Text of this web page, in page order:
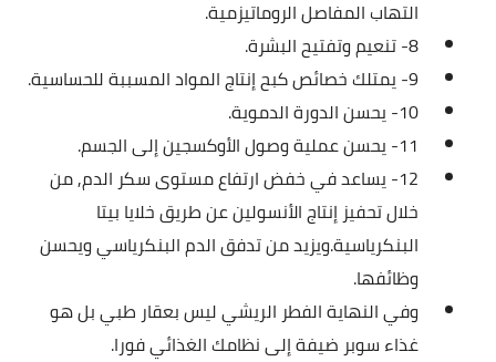
التهاب المفاصل الروماتيزمية.
8- تنعيم وتفتيح البشرة.
9- يمتلك خصائص كبح إنتاج المواد المسببة للحساسية.
10- يحسن الدورة الدموية.
11- يحسن عملية وصول الأوكسجين إلى الجسم.
12- يساعد في خفض ارتفاع مستوى سكر الدم, من
خلال تحفيز إنتاج الأنسولين عن طريق خلايا بيتا
البنكرياسية.ويزيد من تدفق الدم البنكرياسي ويحسن
وظائفها.
وفي النهاية الفطر الريشي ليس بعقار طبي بل هو
غذاء سوبر ضيفة إلى نظامك الغذائي فورا.